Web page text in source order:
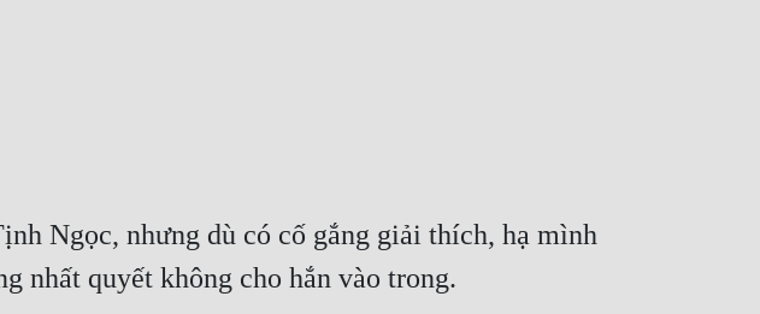
Ngọc, nhưng dù có cố gắng giải thích, hạ mình
nhất quyết không cho hắn vào trong.